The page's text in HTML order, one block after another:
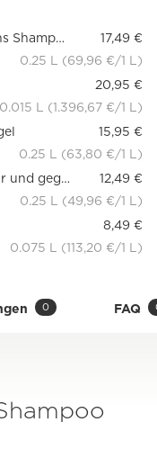
Dieser Artikel: Argital Antioxidans Shampoo
17,49 €
0.25 L (69,96 €/1 L)
20,95 €
0.015 L (1.396,67 €/1 L)
15,95 €
0.25 L (63,80 €/1 L)
Argital Shampoo für fettiges Haar und gegen Schuppen
12,49 €
0.25 L (49,96 €/1 L)
8,49 €
0.075 L (113,20 €/1 L)
0 FAQ